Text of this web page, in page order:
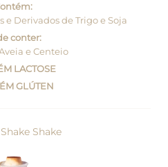
e Derivados de Trigo e Soja
conter:
e Centeio
LACTOSE
GLÚTEN
Shake